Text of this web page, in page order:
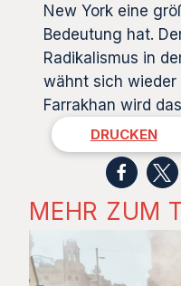
New York eine
Bedeutung hat.
Radikalismus in
wähnt sich wieder
Farrakhan wird
DRUCKEN
MEHR ZUM